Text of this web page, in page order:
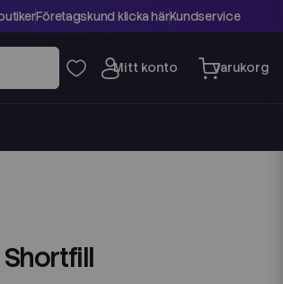
Företagskund klicka härKundservice
Shortfill